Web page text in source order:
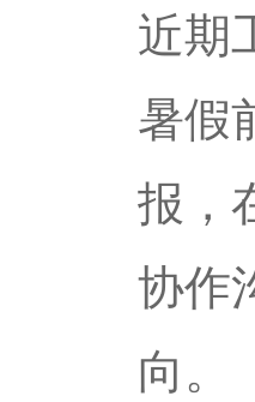
近期
暑假
报，
协作
向。